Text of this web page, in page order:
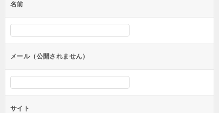
ー
シ
ン
名前
メール（公開されません）
サイト